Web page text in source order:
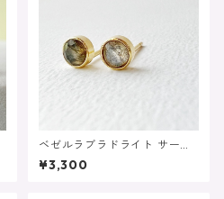
ベゼルラブラドライト サージ
カルステンレス刻印 ピアス
イヤリング対応
¥3,300